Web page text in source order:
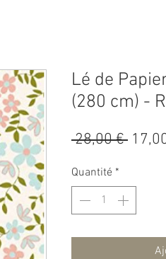
Lé de
(280 cm) -
28,00 € Prix
Quantité *